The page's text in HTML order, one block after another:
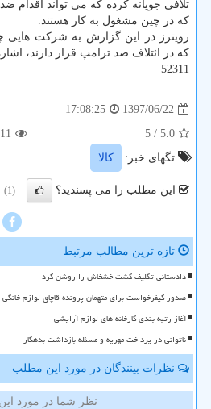
تلافی جویانه كرده كه می تواند اقدام
كه در چین مشغول به كار هستند.
رویترز در این گزارش به شركت
كه در ائتلاف ضد ترامپ قرار دارند،
52311
1397/06/22
17:08:25
5.0
/ 5
تگهای خبر:
كالا
این مطلب را می پسندید؟ (1)
تازه ترین مطالب مرتبط
دادستانی تکلیف کشت خشخاش را روشن کرد
صدور کیفرخواست برای متهمان پرونده قاچاق لوازم خانگی
آغاز رتبه بندی کارخانه های لوازم آرایشی
ناتوانی در پرداخت مهریه و مسئله بازداشت بدهکار
نظرات بینندگان در مورد این مطلب
نظر شما در مورد